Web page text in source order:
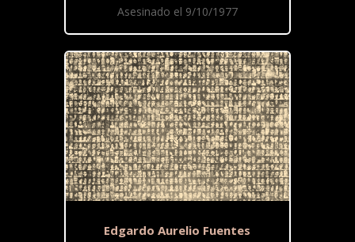
Asesinado el 9/10/1977
Edgardo Aurelio Fuentes